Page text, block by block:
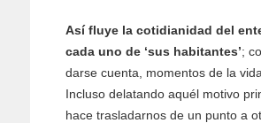
Así fluye la cotidianidad del
cada uno de ‘sus habitantes’;
darse cuenta, momentos de la
Incluso delatando aquél motivo
hace trasladarnos de un punto a